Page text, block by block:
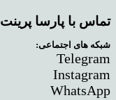
تماس با پارسا پرینت
شبکه های اجتماعی:
Telegram
Instagram
WhatsApp